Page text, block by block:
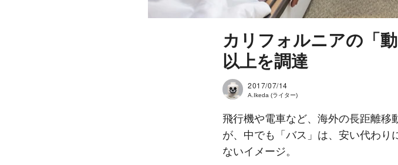
カリフォルニアの「
以上を調達
2017/07/14
A.Ikeda (ライター)
飛行機や電車など、海外の長距離移
が、中でも「バス」は、安い代わり
ないイメージ。